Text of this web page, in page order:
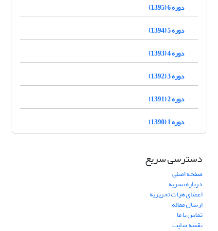
دوره 6 (1395)
دوره 5 (1394)
دوره 4 (1393)
دوره 3 (1392)
دوره 2 (1391)
دوره 1 (1390)
دسترسی سریع
صفحه اصلی
درباره نشریه
اعضای هیات تحریریه
ارسال مقاله
تماس با ما
نقشه سایت